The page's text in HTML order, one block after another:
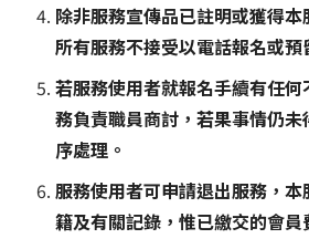
除非服務宣傳品已註明或獲得本
所有服務不接受以電話報名或預
若服務使用者就報名手續有任
務負責職員商討，若果事情仍
序處理。
服務使用者可申請退出服務，
籍及有關記錄，惟已繳交的會員